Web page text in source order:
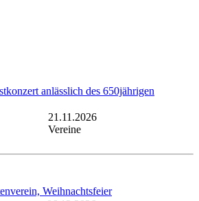
anlässlich des 650jährigen
21.11.2026
Vereine
Weihnachtsfeier